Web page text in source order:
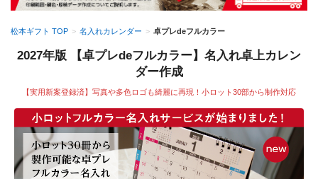
松本ギフト TOP > 名入れカレンダー > 卓プレdeフルカラー
2027年版 【卓プレdeフルカラー】名入れ卓上カレン
ダー作成
【実用新案登録済】写真や多色ロゴも綺麗に再現！小ロット30部から制作対応